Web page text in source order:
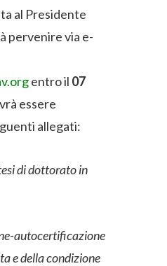
al Presidente
pervenire via e-
entro il 07
essere
allegati:
di dottorato in
autocertificazione
e della condizione